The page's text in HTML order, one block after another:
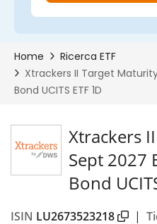
Xtrackers
Sept 2027
Bond
ISIN LU2673523218 |